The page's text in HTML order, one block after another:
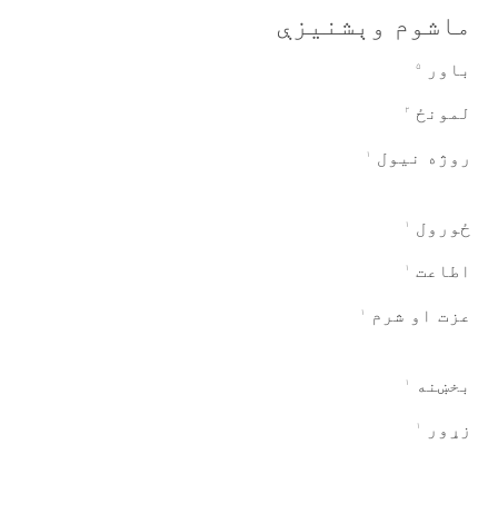
ماشوم وېشنيزې
باور ۵
لمونځ ۲
روژه نیول ۱
ځورول ۱
اطاعت ۱
عزت او شرم ۱
بخښنه ۱
زړور ۱